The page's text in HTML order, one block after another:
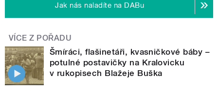
Jak nás naladíte na DABu
VÍCE Z POŘADU
Šmíráci, flašinetáři, kvasničkové báby –
potulné postavičky na Kralovicku
v rukopisech Blažeje Buška